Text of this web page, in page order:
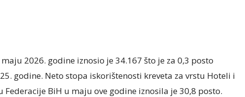
2026. godine iznosio je 34.167 što je za 0,3 posto
godine. Neto stopa iskorištenosti kreveta za vrstu Hoteli i
BiH u maju ove godine iznosila je 30,8 posto.